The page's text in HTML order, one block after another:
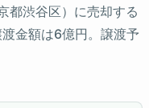
渋谷区）に売却する
金額は6億円。譲渡予